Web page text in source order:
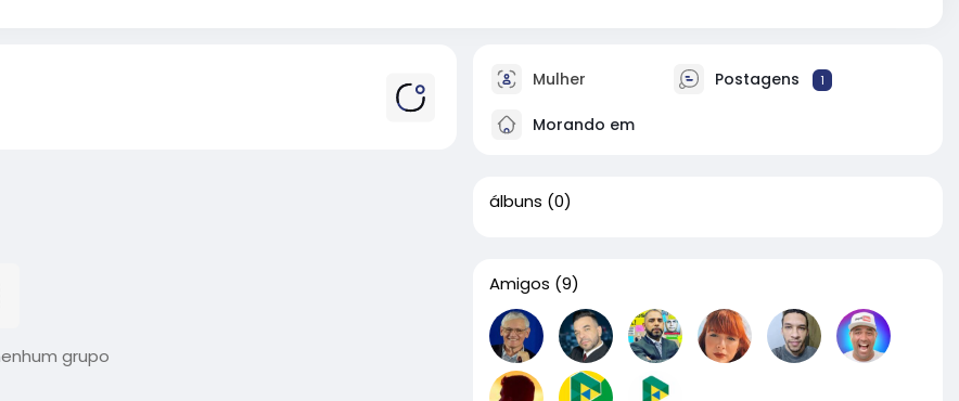
grupo
Mulher Postagens 1
Morando em
álbuns (0)
Amigos (9)